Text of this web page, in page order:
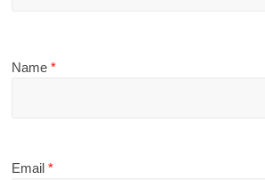
Name*
Email*